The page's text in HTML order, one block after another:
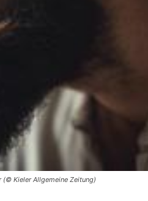
(© Kieler Allgemeine Zeitung)